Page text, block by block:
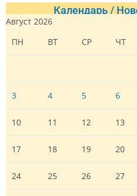
Календарь /
Август 2026
ПН
ВТ СР ЧТ
3 4 5 6
10 11 12 13
17 18 19 20
24 25 26 27